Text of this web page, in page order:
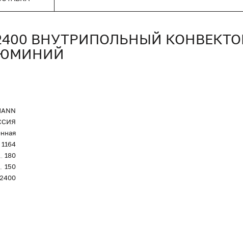
2400 ВНУТРИПОЛЬНЫЙ
1164
180
150
2400